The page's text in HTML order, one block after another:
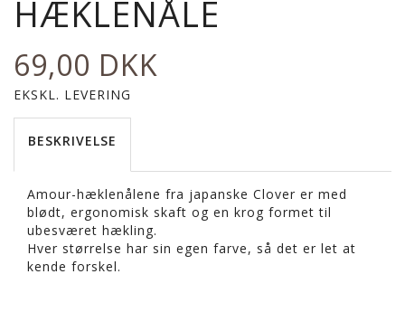
HÆKLENÅLE
69,00 DKK
EKSKL. LEVERING
BESKRIVELSE
Amour-hæklenålene fra japanske Clover er med
blødt, ergonomisk skaft og en krog formet til
ubesværet hækling.
Hver størrelse har sin egen farve, så det er let at
kende forskel.